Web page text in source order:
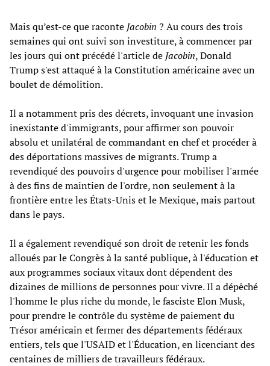
Mais qu’est-ce que raconte Jacobin ? Au cours des trois
semaines qui ont suivi son investiture, à commencer par
les jours qui ont précédé l'article de Jacobin, Donald
Trump s'est attaqué à la Constitution américaine avec un
boulet de démolition.
Il a notamment pris des décrets, invoquant une invasion
inexistante d'immigrants, pour affirmer son pouvoir
absolu et unilatéral de commandant en chef et procéder à
des déportations massives de migrants. Trump a
revendiqué des pouvoirs d'urgence pour mobiliser l'armée
à des fins de maintien de l'ordre, non seulement à la
frontière entre les États-Unis et le Mexique, mais partout
dans le pays.
Il a également revendiqué son droit de retenir les fonds
alloués par le Congrès à la santé publique, à l'éducation et
aux programmes sociaux vitaux dont dépendent des
dizaines de millions de personnes pour vivre. Il a dépêché
l'homme le plus riche du monde, le fasciste Elon Musk,
pour prendre le contrôle du système de paiement du
Trésor américain et fermer des départements fédéraux
entiers, tels que l'USAID et l'Éducation, en licenciant des
centaines de milliers de travailleurs fédéraux.